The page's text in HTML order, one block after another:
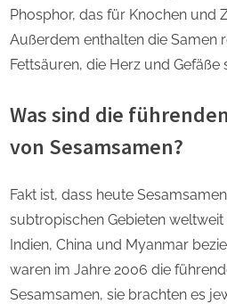
Phosphor, das für Knochen und
Außerdem enthalten die Samen
Fettsäuren, die Herz und Gefäße
Was sind die
von Sesamsamen?
Fakt ist, dass heute
subtropischen Gebieten
Indien, China und Myanmar
waren im Jahre 2006 die
Sesamsamen, sie brachten es